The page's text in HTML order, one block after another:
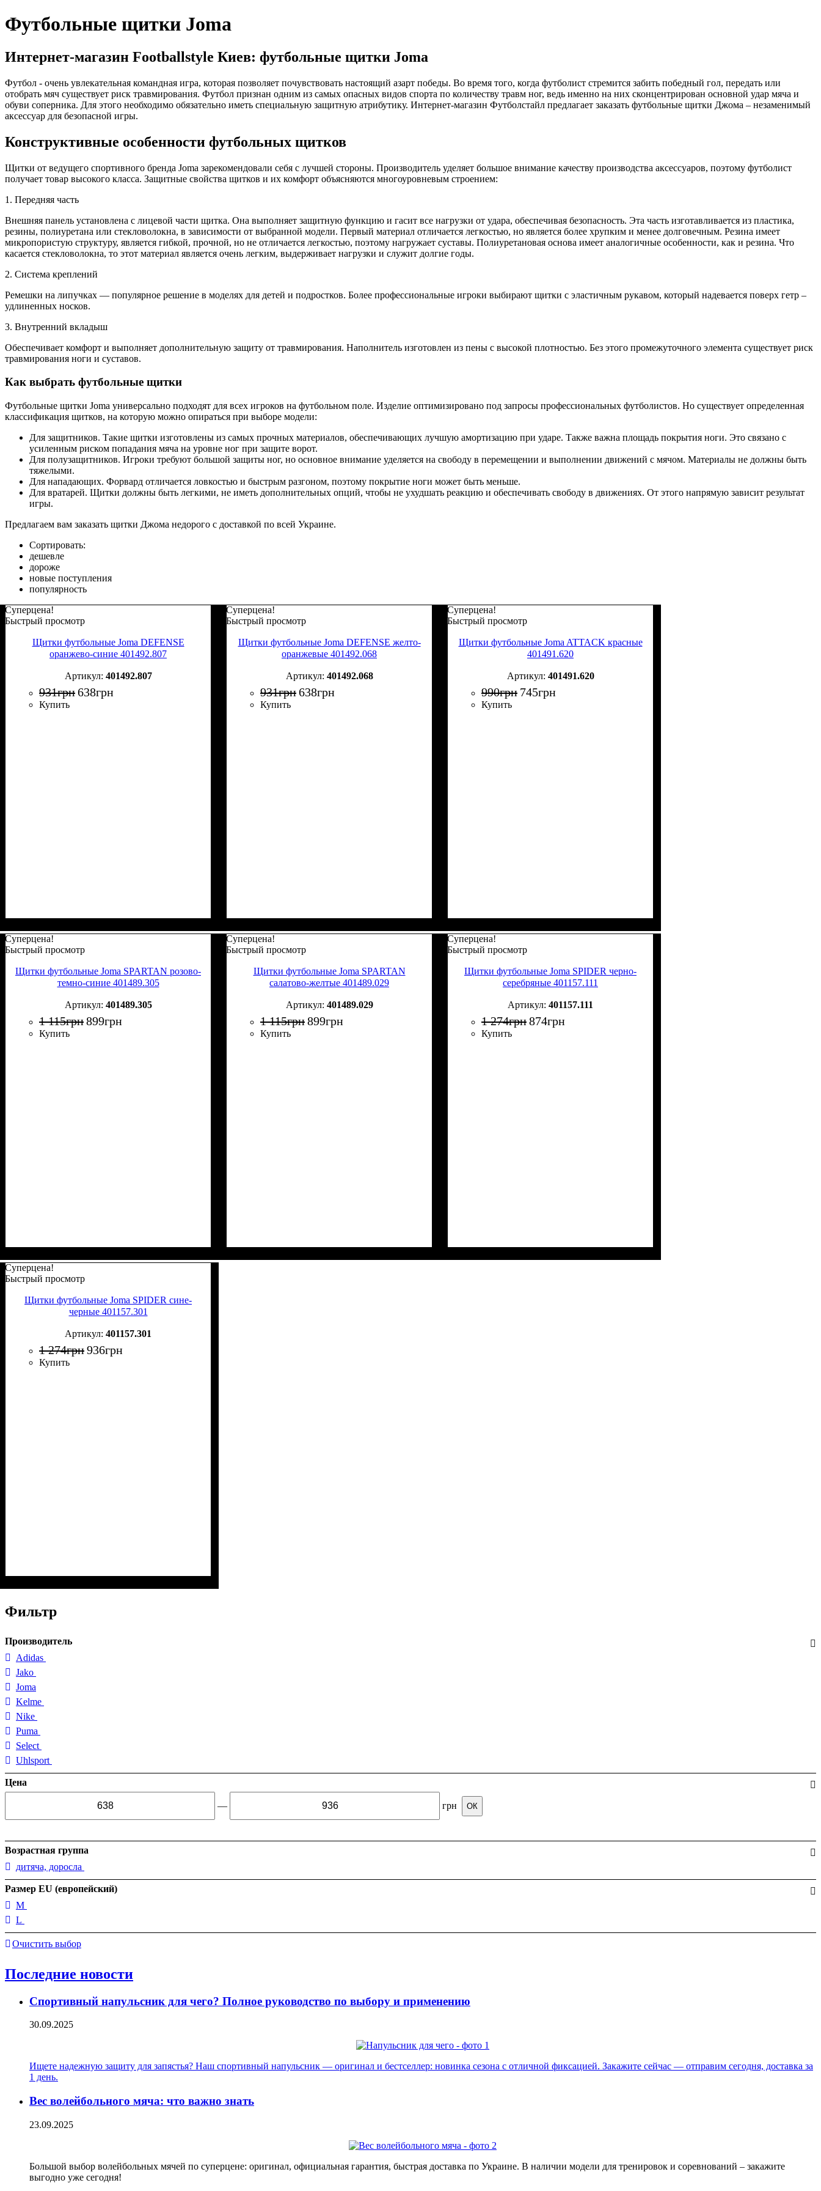
Футбольные щитки Joma
Интернет-магазин Footballstyle Киев: футбольные щитки Joma
Футбол - очень увлекательная командная игра, которая позволяет почувствовать настоящий азарт победы. Во время того, когда футболист стремится забить победный гол, передать или
отобрать мяч существует риск травмирования. Футбол признан одним из самых опасных видов спорта по количеству травм ног, ведь именно на них сконцентрирован основной удар мяча и
обуви соперника. Для этого необходимо обязательно иметь специальную защитную атрибутику. Интернет-магазин Футболстайл предлагает заказать футбольные щитки Джома – незаменимый
аксессуар для безопасной игры.
Конструктивные особенности футбольных щитков
Щитки от ведущего спортивного бренда Joma зарекомендовали себя с лучшей стороны. Производитель уделяет большое внимание качеству производства аксессуаров, поэтому футболист
получает товар высокого класса. Защитные свойства щитков и их комфорт объясняются многоуровневым строением:
1. Передняя часть
Внешняя панель установлена ​​с лицевой части щитка. Она выполняет защитную функцию и гасит все нагрузки от удара, обеспечивая безопасность. Эта часть изготавливается из пластика,
резины, полиуретана или стекловолокна, в зависимости от выбранной модели. Первый материал отличается легкостью, но является более хрупким и менее долговечным. Резина имеет
микропористую структуру, является гибкой, прочной, но не отличается легкостью, поэтому нагружает суставы. Полиуретановая основа имеет аналогичные особенности, как и резина. Что
касается стекловолокна, то этот материал является очень легким, выдерживает нагрузки и служит долгие годы.
2. Система креплений
Ремешки на липучках — популярное решение в моделях для детей и подростков. Более профессиональные игроки выбирают щитки с эластичным рукавом, который надевается поверх гетр –
удлиненных носков.
3. Внутренний вкладыш
Обеспечивает комфорт и выполняет дополнительную защиту от травмирования. Наполнитель изготовлен из пены с высокой плотностью. Без этого промежуточного элемента существует риск
травмирования ноги и суставов.
Как выбрать футбольные щитки
Футбольные щитки Joma универсально подходят для всех игроков на футбольном поле. Изделие оптимизировано под запросы профессиональных футболистов. Но существует определенная
классификация щитков, на которую можно опираться при выборе модели:
Для защитников. Такие щитки изготовлены из самых прочных материалов, обеспечивающих лучшую амортизацию при ударе. Также важна площадь покрытия ноги. Это связано с
усиленным риском попадания мяча на уровне ног при защите ворот.
Для полузащитников. Игроки требуют большой защиты ног, но основное внимание уделяется на свободу в перемещении и выполнении движений с мячом. Материалы не должны быть
тяжелыми.
Для нападающих. Форвард отличается ловкостью и быстрым разгоном, поэтому покрытие ноги может быть меньше.
Для вратарей. Щитки должны быть легкими, не иметь дополнительных опций, чтобы не ухудшать реакцию и обеспечивать свободу в движениях. От этого напрямую зависит результат
игры.
Предлагаем вам заказать щитки Джома недорого с доставкой по всей Украине.
Сортировать:
дешевле
дороже
новые поступления
популярность
Суперцена!
Быстрый просмотр
Щитки футбольные Joma DEFENSE
оранжево-синие 401492.807
401492.807
931грн638грн
Купить
Суперцена!
Быстрый просмотр
Щитки футбольные Joma DEFENSE желто-
оранжевые 401492.068
401492.068
931грн638грн
Купить
Суперцена!
Быстрый просмотр
Щитки футбольные Joma ATTACK красные
401491.620
401491.620
990грн 745грн
Купить
Суперцена!
Быстрый просмотр
Щитки футбольные Joma SPARTAN розово-
темно-синие 401489.305
401489.305
1 115грн899грн
Купить
Суперцена!
Быстрый просмотр
Щитки футбольные Joma SPARTAN
салатово-желтые 401489.029
401489.029
1 115грн899грн
Купить
Суперцена!
Быстрый просмотр
Щитки футбольные Joma SPIDER черно-
серебряные 401157.111
401157.111
1 274грн874грн
Купить
Суперцена!
Быстрый просмотр
Щитки футбольные Joma SPIDER сине-
черные 401157.301
401157.301
1 274грн936грн
Купить
Фильтр
Производитель
Adidas
Jako
Joma
Kelme
Nike
Puma
Select
Uhlsport
Цена
— грн ОК
Возрастная группа
дитяча, доросла
Размер EU (европейский)
M
L
Очистить выбор
Последние новости
Спортивный напульсник для чего? Полное руководство по выбору и применению
30.09.2025
Ищете надежную защиту для запястья? Наш спортивный напульсник — оригинал и бестселлер: новинка сезона с отличной фиксацией. Закажите сейчас — отправим сегодня, доставка за
1 день.
Вес волейбольного мяча: что важно знать
23.09.2025
Большой выбор волейбольных мячей по суперцене: оригинал, официальная гарантия, быстрая доставка по Украине. В наличии модели для тренировок и соревнований – закажите
выгодно уже сегодня!